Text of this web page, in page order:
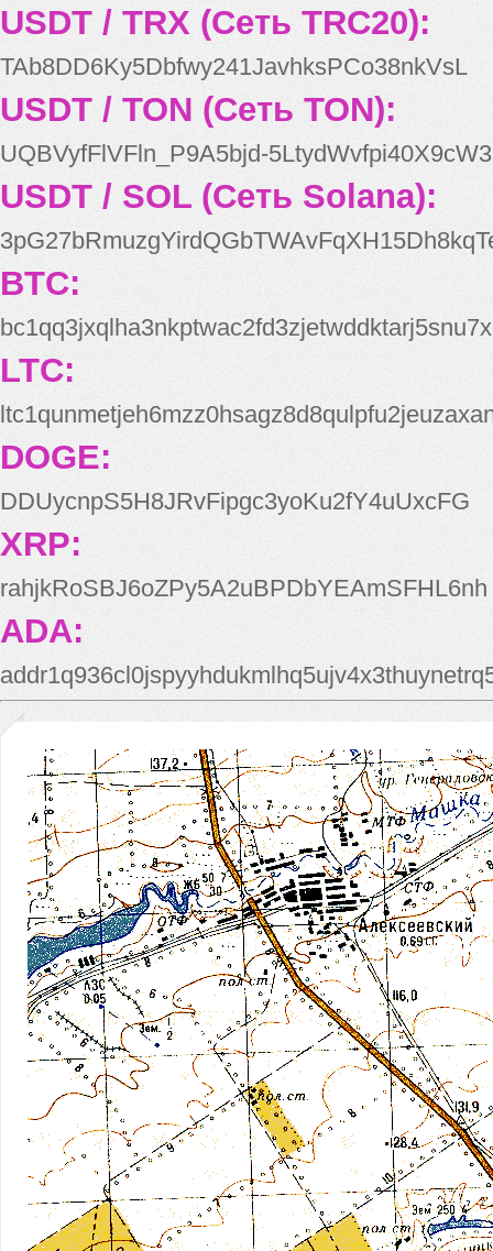
USDT / TRX (Сеть TRC20):
TAb8DD6Ky5Dbfwy241JavhksPCo38nkVsL
USDT / TON (Сеть TON):
UQBVyfFlVFln_P9A5bjd-
USDT / SOL (Сеть Solana):
BTC:
bc1qq3jxqlha3nkptwac2fd3zjetwddktarj5snu7x
LTC:
DOGE:
DDUycnpS5H8JRvFipgc3yoKu2fY4uUxcFG
XRP:
rahjkRoSBJ6oZPy5A2uBPDbYEAmSFHL6nh
ADA: